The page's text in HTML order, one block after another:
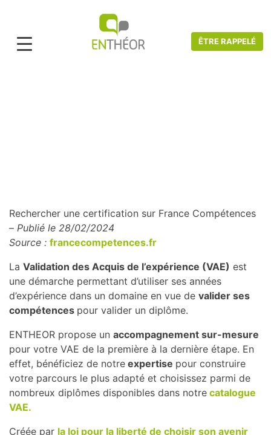
ÊTRE RAPPELÉ
Rechercher une certification sur France Compétences
– Publié le 28/02/2024
Source : francecompetences.fr
La Validation des Acquis de l’expérience (VAE) est
une démarche permettant d’utiliser ses années
d’expérience dans un domaine en vue de valider ses
compétences pour valider un diplôme.
ENTHEOR propose un accompagnement sur-mesure
pour votre VAE de la première à la dernière étape. En
effet, bénéficiez de notre expertise pour construire
votre parcours le plus adapté et choisissez parmi de
nombreux diplômes disponibles dans notre catalogue
VAE.
Créée par la loi pour la liberté de choisir son avenir